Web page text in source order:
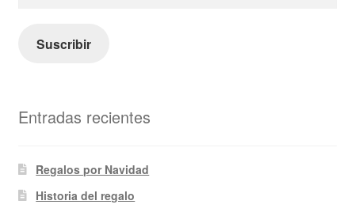
electrónico
Suscribir
Entradas recientes
Regalos por Navidad
Historia del regalo